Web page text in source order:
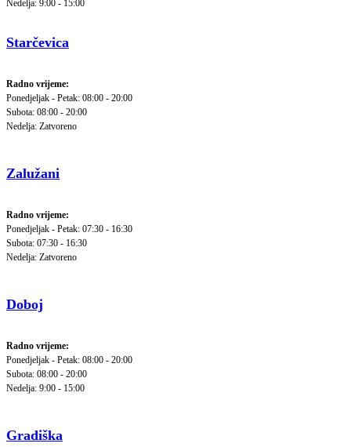
Nedelja: 9:00 - 15:00
Starčevica
Radno vrijeme:
Ponedjeljak - Petak: 08:00 - 20:00
Subota: 08:00 - 20:00
Nedelja: Zatvoreno
Zalužani
Radno vrijeme:
Ponedjeljak - Petak: 07:30 - 16:30
Subota: 07:30 - 16:30
Nedelja: Zatvoreno
Doboj
Radno vrijeme:
Ponedjeljak - Petak: 08:00 - 20:00
Subota: 08:00 - 20:00
Nedelja: 9:00 - 15:00
Gradiška